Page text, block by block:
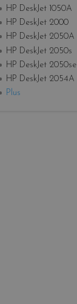
HP DeskJet 1050A
HP DeskJet 2000
HP DeskJet 2050A
HP DeskJet 2050s
HP DeskJet 2050se
HP DeskJet 2054A
Plus